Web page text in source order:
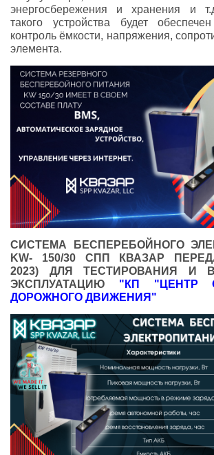
энергосбережения и хранения и
такого устройства будет
контроль ёмкости, напряжения,
элемента.
СИСТЕМА БЕСПЕРЕБОЙНОГО
KW- 150/30 СПП КВАЗАР
2023) ДЛЯ ТЕСТИРОВАНИЯ И
ЭКСПЛУАТАЦИЮ "КП "ЦЕНТР
ДОРОЖНОГО ДВИЖЕНИЯ"